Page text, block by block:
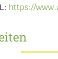
https://